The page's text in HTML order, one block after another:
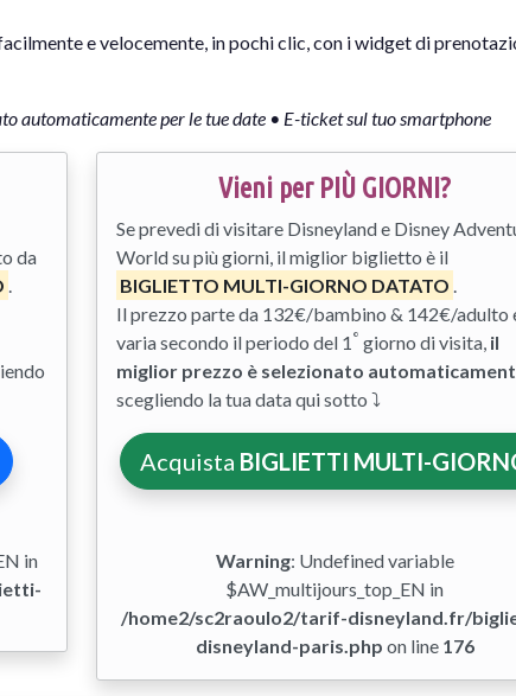
e velocemente, in pochi clic, con i widget di
automaticamente per le tue date • E-ticket sul tuo smartphone
da
.
in
Vieni per PIÙ GIORNI?
Se prevedi di visitare Disneyland e Disney
World su più giorni, il miglior biglietto è il
BIGLIETTO MULTI-GIORNO DATATO .
Il prezzo parte da 132€/bambino & 142€/adulto
varia secondo il periodo del 1 ° giorno di visita, il
miglior prezzo è selezionato
scegliendo la tua data qui sotto ⤵
Acquista BIGLIETTI MULTI-
Warning: Undefined variable
$AW_multijours_top_EN in
/home2/sc2raoulo2/tarif-disneyland.fr/
disneyland-paris.php on line 176